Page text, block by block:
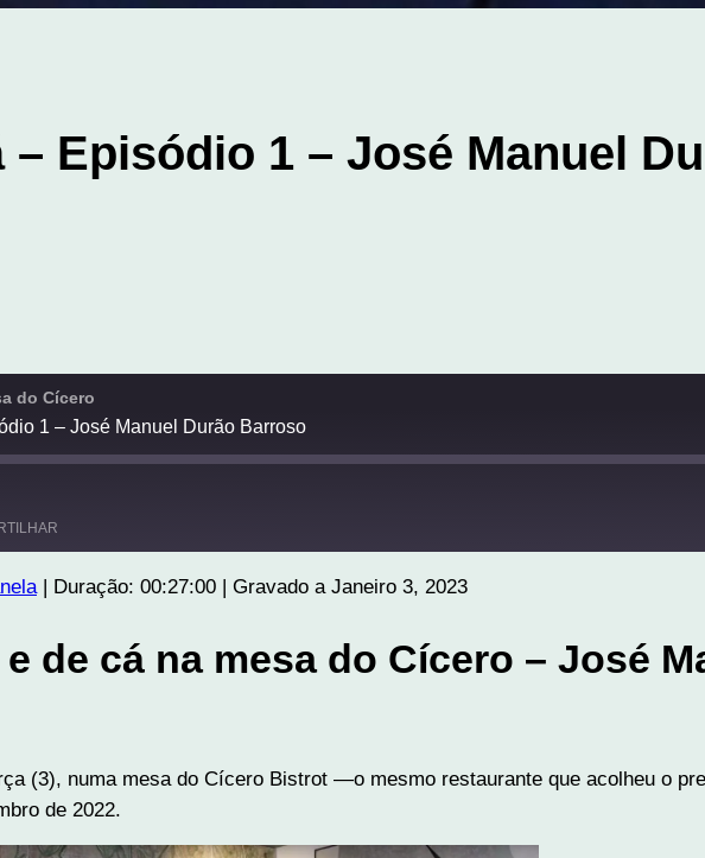
– Episódio 1 – José Manuel
do Cícero
1 – José Manuel Durão Barroso
| Duração: 00:27:00 | Gravado a Janeiro 3, 2023
de cá na mesa do Cícero – José
(3), numa mesa do Cícero Bistrot —o mesmo restaurante que acolheu o
de 2022.